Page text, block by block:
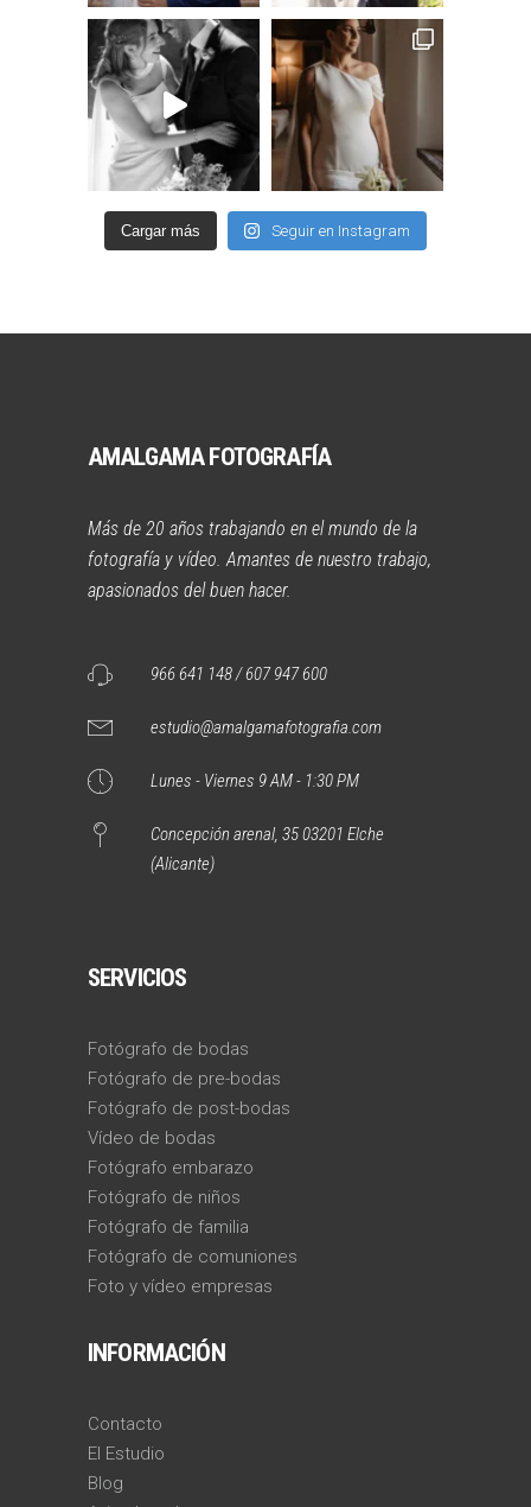
Cargar más Seguir en Instagram
AMALGAMA FOTOGRAFÍA
Más de 20 años trabajando en el mundo de la
fotografía y vídeo. Amantes de nuestro trabajo,
apasionados del buen hacer.
966 641 148 / 607 947 600
estudio@amalgamafotografia.com
Lunes - Viernes 9 AM - 1:30 PM
Concepción arenal, 35 03201 Elche
(Alicante)
SERVICIOS
Fotógrafo de bodas
Fotógrafo de pre-bodas
Fotógrafo de post-bodas
Vídeo de bodas
Fotógrafo embarazo
Fotógrafo de niños
Fotógrafo de familia
Fotógrafo de comuniones
Foto y vídeo empresas
INFORMACIÓN
Contacto
El Estudio
Blog